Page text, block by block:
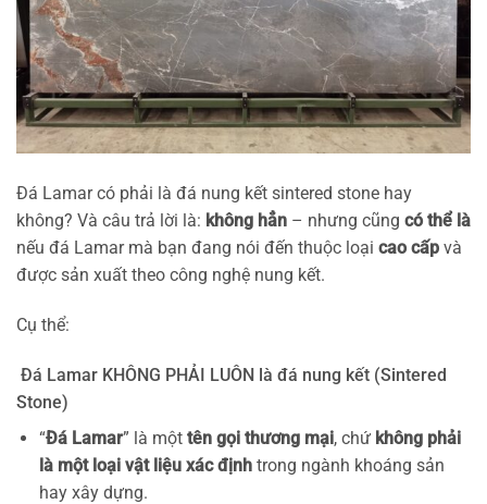
Đá Lamar có phải là đá nung kết sintered stone hay
không? Và câu trả lời là: không hẳn – nhưng cũng có thể là
nếu đá Lamar mà bạn đang nói đến thuộc loại cao cấp và
được sản xuất theo công nghệ nung kết.
Cụ thể:
Đá Lamar KHÔNG PHẢI LUÔN là đá nung kết (Sintered
Stone)
“Đá Lamar” là một tên gọi thương mại, chứ không phải
là một loại vật liệu xác địnhtrong ngành khoáng sản
hay xây dựng.